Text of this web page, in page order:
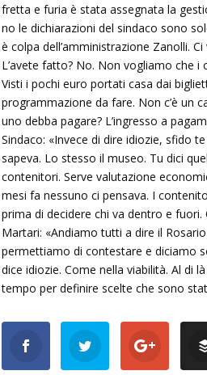
fretta e furia è stata assegnata la
no le dichiarazioni del sindaco sono
è colpa dell’amministrazione Zanolli.
L’avete fatto? No. Non vogliamo che
Visti i pochi euro portati casa dai
programmazione da fare. Non c’è un
uno debba pagare? L’ingresso a
Sindaco: «Invece di dire idiozie, sfido
sapeva. Lo stesso il museo. Tu dici
contenitori. Serve valutazione
mesi fa nessuno ci pensava. I
prima di decidere chi va dentro e fuori.
Martari: «Andiamo tutti a dire il
permettiamo di contestare e diciamo
dice idiozie. Come nella viabilità. Al di
tempo per definire scelte che sono